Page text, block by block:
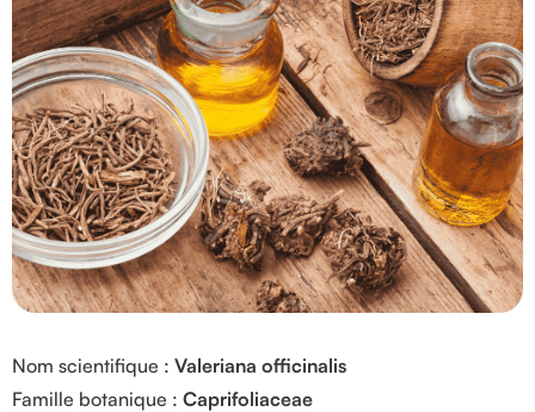
Nom scientifique : Valeriana officinalis
Famille botanique : Caprifoliaceae